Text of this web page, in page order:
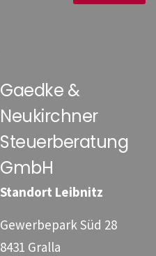
Gaedke &
Neukirchner
Steuerberatung
GmbH
Standort Leibnitz
Gewerbepark Süd 28
8431 Gralla